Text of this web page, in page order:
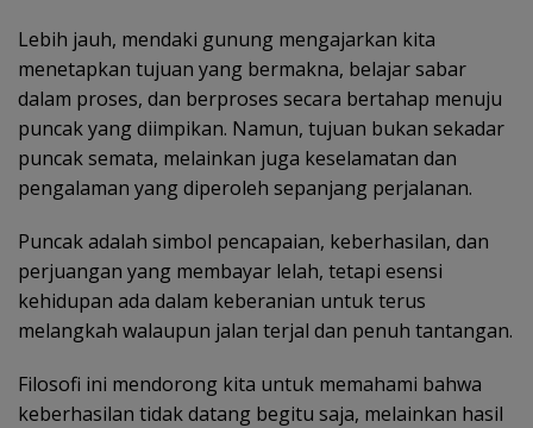
Lebih jauh, mendaki gunung mengajarkan kita
menetapkan tujuan yang bermakna, belajar sabar
dalam proses, dan berproses secara bertahap menuju
puncak yang diimpikan. Namun, tujuan bukan sekadar
puncak semata, melainkan juga keselamatan dan
pengalaman yang diperoleh sepanjang perjalanan.
Puncak adalah simbol pencapaian, keberhasilan, dan
perjuangan yang membayar lelah, tetapi esensi
kehidupan ada dalam keberanian untuk terus
melangkah walaupun jalan terjal dan penuh tantangan.
Filosofi ini mendorong kita untuk memahami bahwa
keberhasilan tidak datang begitu saja, melainkan hasil